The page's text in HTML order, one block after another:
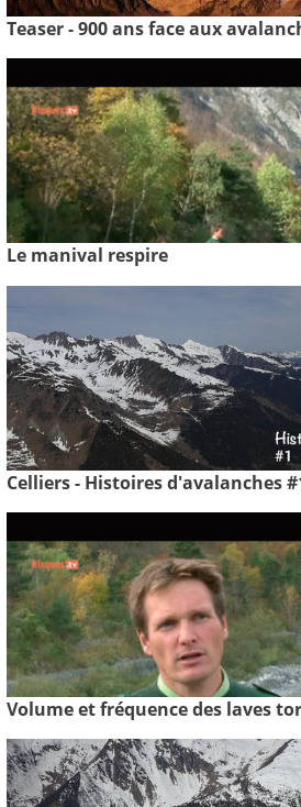
Teaser - 900 ans face aux
Le manival respire
Celliers - Histoires d'avalanches
Volume et fréquence des laves